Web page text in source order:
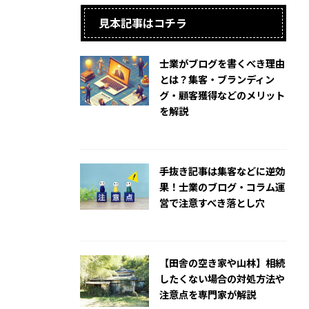
見本記事はコチラ
士業がブログを書くべき理由
とは？集客・ブランディン
グ・顧客獲得などのメリット
を解説
手抜き記事は集客などに逆効
果！士業のブログ・コラム運
営で注意すべき落とし穴
【田舎の空き家や山林】相続
したくない場合の対処方法や
注意点を専門家が解説